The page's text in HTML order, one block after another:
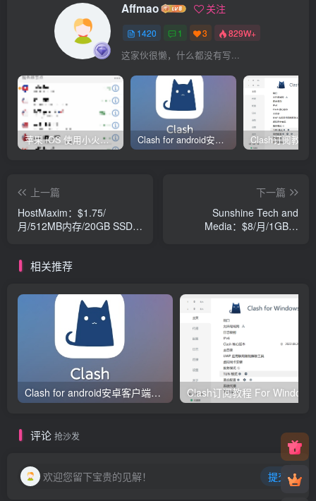
Affmao 关注
1420 1 3 829W+
这家伙很懒，什么都没有写...
苹果 iOS 使用小火箭(shadowrocket)新手教程 Clash for android安卓客户端保姆级新手使用教程
上一篇
HostMaxim：$1.75/
月/512MB内存/20GB SSD空
下一篇
Sunshine Tech and
Media：$8/月/1GB内
相关推荐
Clash for android安卓客户端保姆级新手使用教程
评论 抢沙发
欢迎您留下宝贵的见解！ 提交